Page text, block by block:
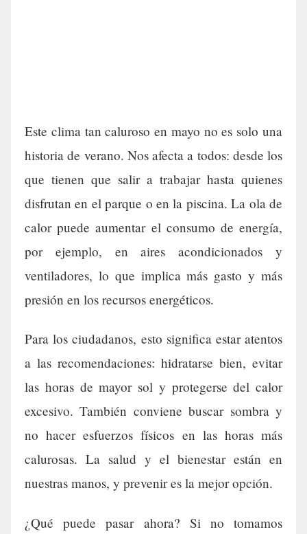
Este clima tan caluroso en mayo no es solo una
historia de verano. Nos afecta a todos: desde los
que tienen que salir a trabajar hasta quienes
disfrutan en el parque o en la piscina. La ola de
calor puede aumentar el consumo de energía,
por ejemplo, en aires acondicionados y
ventiladores, lo que implica más gasto y más
presión en los recursos energéticos.
Para los ciudadanos, esto significa estar atentos
a las recomendaciones: hidratarse bien, evitar
las horas de mayor sol y protegerse del calor
excesivo. También conviene buscar sombra y
no hacer esfuerzos físicos en las horas más
calurosas. La salud y el bienestar están en
nuestras manos, y prevenir es la mejor opción.
¿Qué puede pasar ahora? Si no tomamos